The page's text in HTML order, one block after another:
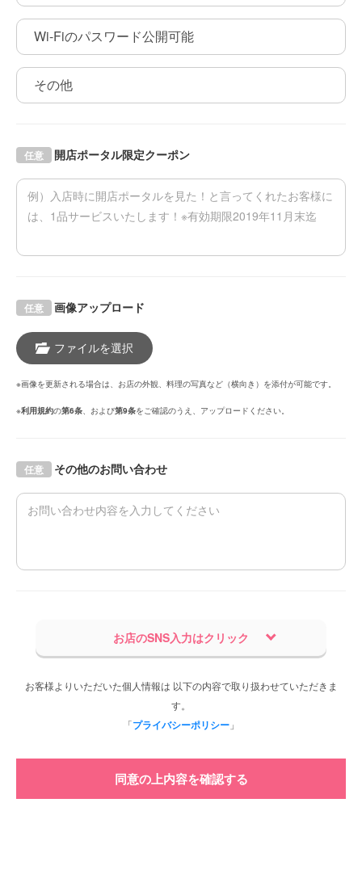
Wi-Fiのパスワード公開可能
その他
開店ポータル限定クーポン
任意
画像アップロード
任意
ファイルを選択
※画像を更新される場合は、お店の外観、料理の写真など（横向き）を添付が可能です。
※利用規約の第6条 、および第9条をご確認のうえ、アップロードください。
その他のお問い合わせ
任意
お店のSNS入力はクリック
お客様よりいただいた個人情報は 以下の内容で取り扱わせていただきま
す。
「プライバシーポリシー 」